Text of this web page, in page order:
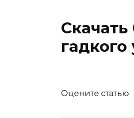
Оцените статью